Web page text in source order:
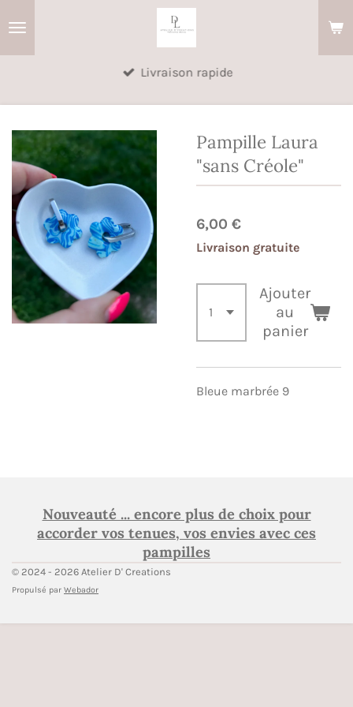
Livraison rapide
Pampille Laura
"sans Créole"
6,00 €
Livraison gratuite
Ajouter
au
panier
Bleue marbrée 9
Nouveauté ... encore plus de choix pour
accorder vos tenues, vos envies avec ces
pampilles
© 2024 - 2026 Atelier D' Creations
Propulsé par Webador